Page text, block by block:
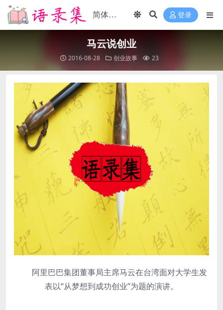
登录
马云说创业
2016-08-28 创业故事 23
阿里巴巴集团董事局主席马云在台湾面对大学生发
表以“从梦想到成功创业”为题的演讲。